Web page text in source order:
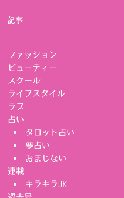
記事
ファッション
ビューティー
スクール
ライフスタイル
ラブ
占い
タロット占い
夢占い
おまじない
連載
キラキラJK